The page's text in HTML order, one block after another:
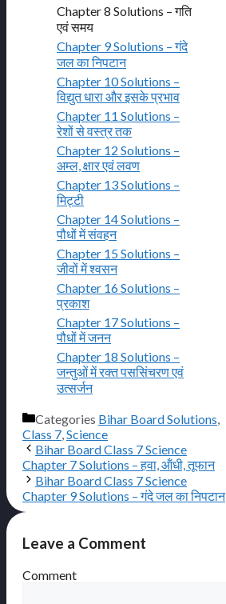
Chapter 8 Solutions – गति
एवं समय
Chapter 9 Solutions – गंदे
जल का निपटान
Chapter 10 Solutions –
विद्युत धारा और इसके प्रभाव
Chapter 11 Solutions –
रेशों से वस्त्र तक
Chapter 12 Solutions –
अम्ल, क्षार एवं लवण
Chapter 13 Solutions –
मिट्टी
Chapter 14 Solutions –
पौधों में संवहन
Chapter 15 Solutions –
जीवों में श्वसन
Chapter 16 Solutions –
प्रकाश
Chapter 17 Solutions –
पौधों में जनन
Chapter 18 Solutions –
जन्तुओं में रक्त पससिंचरण एवं
उत्सर्जन
Categories Bihar Board Solutions
Class 7 Science
Bihar Board Class 7 Science
Chapter 7 Solutions – हवा, ऑंधी, तूफान
Bihar Board Class 7 Science
Chapter 9 Solutions – गंदे जल का निपटान
Leave a Comment
Comment